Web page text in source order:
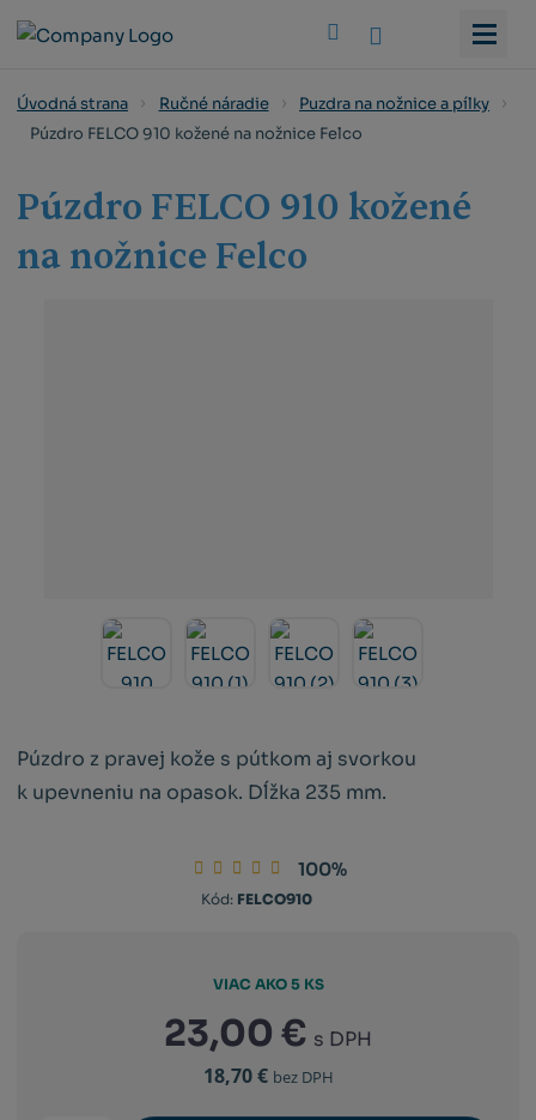
Úvodná strana Ručné náradie
Puzdra na nožnice a pílky
Púzdro FELCO 910 kožené na nožnice Felco
Púzdro FELCO 910 kožené
na nožnice Felco
Púzdro z pravej kože s pútkom aj svorkou
k upevneniu na opasok. Dĺžka 235 mm.
100%
Kód: FELCO910
23,00 € s DPH
18,70 € bez DPH
VIAC AKO 5 KS